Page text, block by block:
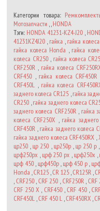
Категории товара:
Мотозапчасти , ,HONDA
Тэги: HONDA 41231-KZ4-J20 ,
41231KZ4J20 , гайка , гайка колеса
гайка колеса Honda , гайка
колеса CR250, гайка колеса
CRF250R , гайка колеса
CRF450 , гайка колеса CRF450R
CRF450L , гайка колеса
заднего колеса CR125 ,гайка
CR250 ,гайка заднего колеса
заднего колеса CRF250R, гайка
колеса CRF250X , гайка
CRF450R , гайка заднего колеса
гайка заднего колеса CRF450RX ,
цр250 , цр 250 , цр250р, цр 250 р ,
црф250рх , црф 250 рх , црф250х,
црф 450, црф450р, црф 450 р,
Honda ,CR125 ,CR 125 ,CR125R ,
, CRF250, CRF 250 , CRF250R,
CRF 250 X , CRF450, CRF 450 ,
CRF450L ,CRF 450 L ,CRF450RX ,